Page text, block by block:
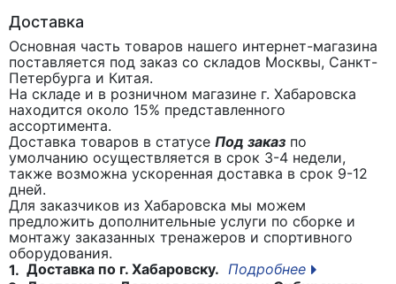
Доставка
Основная часть товаров нашего интернет-магазина
поставляется под заказ со складов Москвы, Санкт-
Петербурга и Китая.
На складе и в розничном магазине г. Хабаровска
находится около 15% представленного
ассортимента.
Доставка товаров в статусе Под заказ по
умолчанию осуществляется в срок 3-4 недели,
также возможна ускоренная доставка в срок 9-12
дней.
Для заказчиков из Хабаровска мы можем
предложить дополнительные услуги по сборке и
монтажу заказанных тренажеров и спортивного
оборудования.
1. Доставка по г. Хабаровску. Подробнее